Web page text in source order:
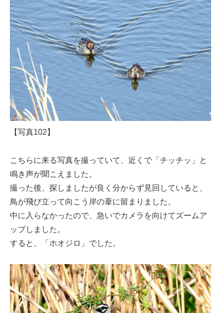
【写真102】
こちらに来る写真を撮っていて、近くで「チッチッ」と
鳴き声が聞こえました。
撮った後、探しましたが良く分からず見回していると、
鳥が飛び立って向こう岸の葦に留まりました。
中に入らなかったので、急いでカメラを向けてズームア
ップしました。
すると、「ホオジロ」でした。